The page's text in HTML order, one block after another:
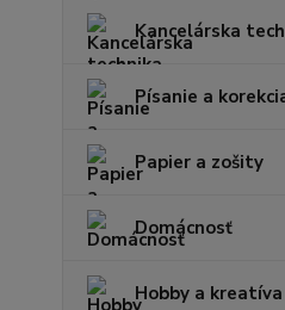
Kancelárska
Písanie a
Papier a zošity
Domácnosť
Hobby a kreatíva